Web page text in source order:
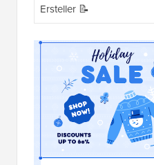
Ersteller 📝